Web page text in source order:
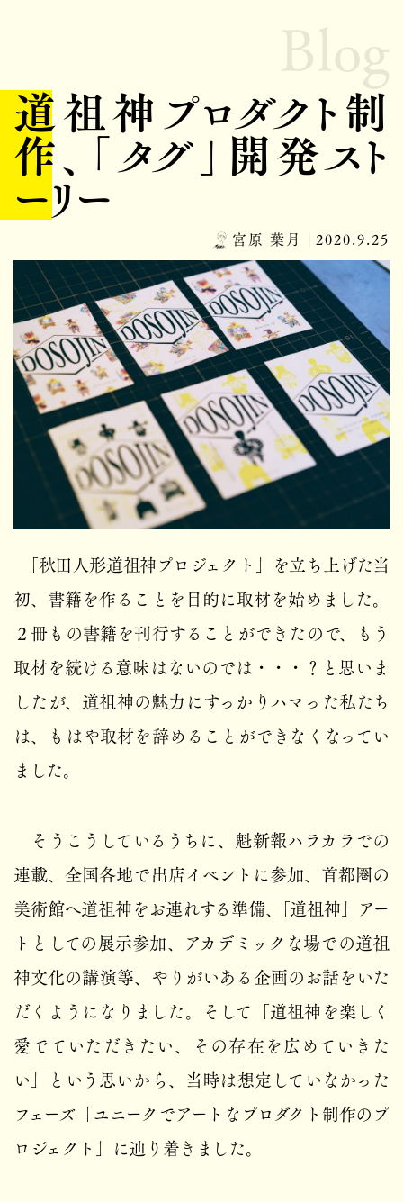
道祖神プロダクト制
作、「タグ」開発スト
ーリー
宮原 葉月 2020.9.25
「秋田人形道祖神プロジェクト」を立ち上げた当
初、書籍を作ることを目的に取材を始めました。
２冊もの書籍を刊行することができたので、もう
取材を続ける意味はないのでは・・・？と思いま
したが、道祖神の魅力にすっかりハマった私たち
は、もはや取材を辞めることができなくなってい
ました。
そうこうしているうちに、魁新報ハラカラでの
連載、全国各地で出店イベントに参加、首都圏の
美術館へ道祖神をお連れする準備、「道祖神」アー
トとしての展示参加、アカデミックな場での道祖
神文化の講演等、やりがいある企画のお話をいた
だくようになりました。そして「道祖神を楽しく
愛でていただきたい、その存在を広めていきた
い」という思いから、当時は想定していなかった
フェーズ「ユニークでアートなプロダクト制作のプ
ロジェクト」に辿り着きました。